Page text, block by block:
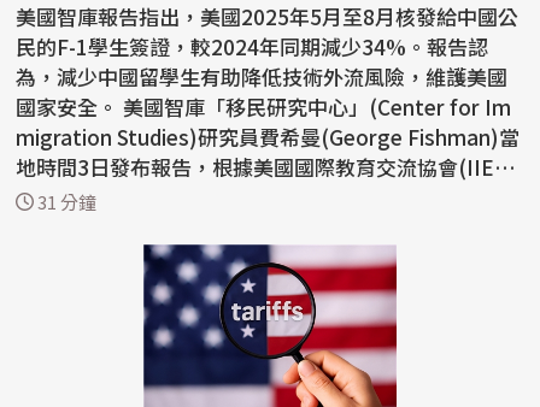
美國智庫報告指出，美國2025年5月至8月核發給中國公
民的F-1學生簽證，較2024年同期減少34%。報告認
為，減少中國留學生有助降低技術外流風險，維護美國
國家安全。 美國智庫「移民研究中心」(Center for Im
migration Studies)研究員費希曼(George Fishman)當
地時間3日發布報告，根據美國國際教育交流協會(IIE)統
計，...
31 分鐘